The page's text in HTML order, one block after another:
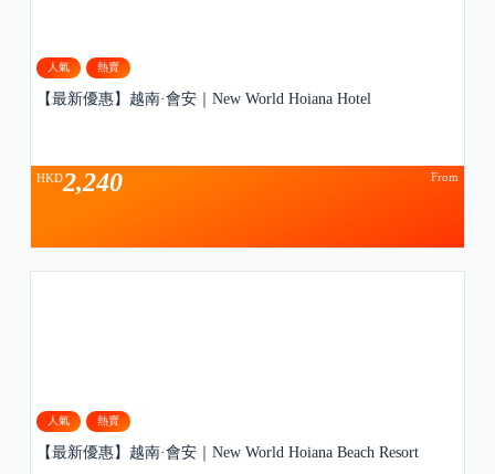
人氣 熱賣
【最新優惠】越南·會安｜New World Hoiana Hotel
From
HKD2,240
人氣 熱賣
【最新優惠】越南·會安｜New World Hoiana Beach Resort